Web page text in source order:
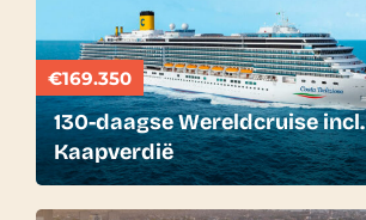
€169.350
130-daagse Wereldcruise incl.
Kaapverdië